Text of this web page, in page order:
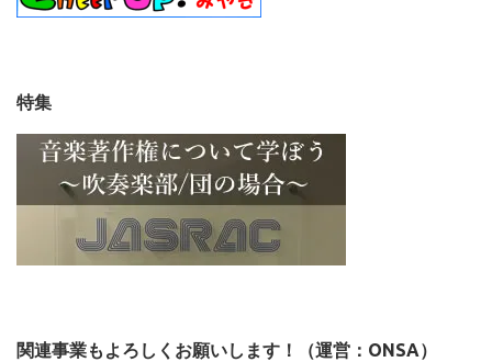
特集
関連事業もよろしくお願いします！（運営：ONSA）